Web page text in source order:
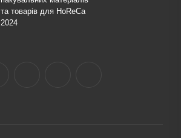
та товарів для HoReCa
2024